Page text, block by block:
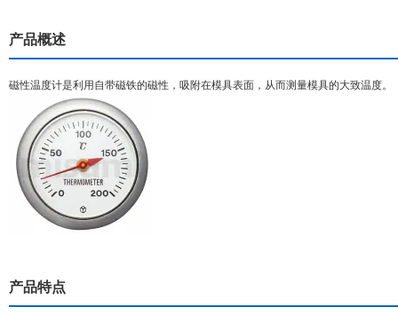
产品概述
磁性温度计是利用自带磁铁的磁性，吸附在模具表面，从而测量模具的大致温度。
产品特点